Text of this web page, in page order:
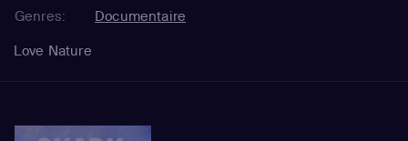
Genres:
Documentaire
Love Nature